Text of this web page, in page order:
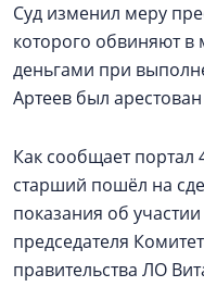
Суд изменил меру
которого обвиняют
деньгами при
Артеев был
Как сообщает портал
старший пошёл на
показания об
председателя
правительства ЛО